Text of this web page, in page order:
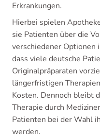
Erkrankungen.
Hierbei spielen
sie Patienten über die
verschiedener Optionen
dass viele deutsche
Originalpräparaten
längerfristigen
Kosten. Dennoch bleibt
Therapie durch
Patienten bei der Wahl
werden.